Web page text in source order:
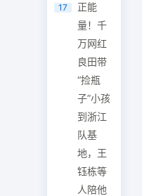
17
正能
量！千
万网红
良田带
“捡瓶
子”小孩
到浙江
队基
地，王
钰栋等
人陪他